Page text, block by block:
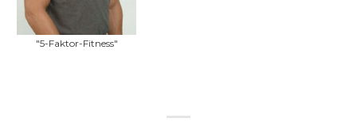
"5-Faktor-Fitness"